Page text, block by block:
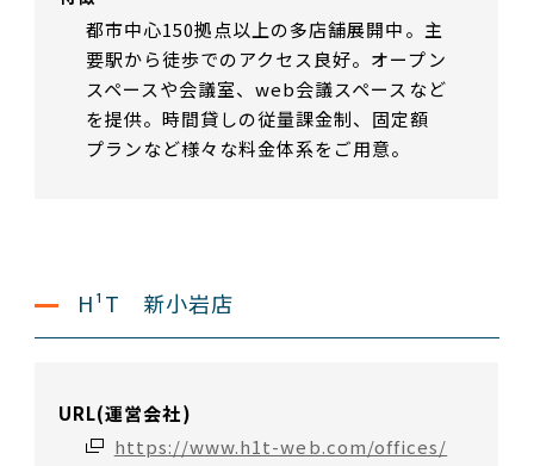
都市中心150拠点以上の多店舗展開中。主
要駅から徒歩でのアクセス良好。オープン
スペースや会議室、web会議スペースなど
を提供。時間貸しの従量課金制、固定額
プランなど様々な料金体系をご用意。
H¹T 新小岩店
URL(運営会社)
https://www.h1t-web.com/offices/